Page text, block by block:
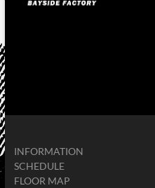
INFORMATION
SCHEDULE
FLOOR MAP